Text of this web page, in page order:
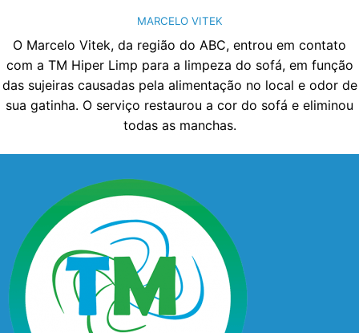
MARCELO VITEK
O Marcelo Vitek, da região do ABC, entrou em contato
com a TM Hiper Limp para a limpeza do sofá, em função
das sujeiras causadas pela alimentação no local e odor de
sua gatinha. O serviço restaurou a cor do sofá e eliminou
todas as manchas.